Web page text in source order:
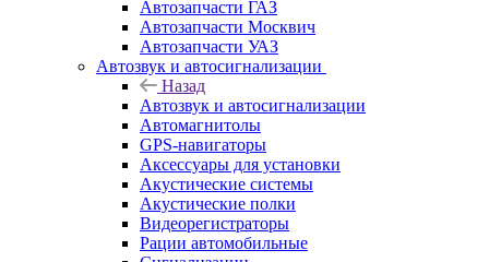
Автозапчасти ГАЗ
Автозапчасти Москвич
Автозапчасти УАЗ
Автозвук и автосигнализации
Назад
Автозвук и автосигнализации
Автомагнитолы
GPS-навигаторы
Аксессуары для установки
Акустические системы
Акустические полки
Видеорегистраторы
Рации автомобильные